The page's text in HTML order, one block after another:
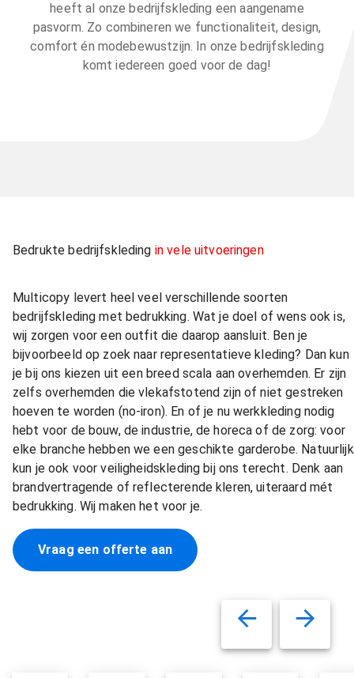
heeft al onze bedrijfskleding een aangename
pasvorm. Zo combineren we functionaliteit, design,
comfort én modebewustzijn. In onze bedrijfskleding
komt iedereen goed voor de dag!
Bedrukte bedrijfskleding in vele uitvoeringen
Multicopy levert heel veel verschillende soorten
bedrijfskleding met bedrukking. Wat je doel of wens ook is,
wij zorgen voor een outfit die daarop aansluit. Ben je
bijvoorbeeld op zoek naar representatieve kleding? Dan kun
je bij ons kiezen uit een breed scala aan overhemden. Er zijn
zelfs overhemden die vlekafstotend zijn of niet gestreken
hoeven te worden (no-iron). En of je nu werkkleding nodig
hebt voor de bouw, de industrie, de horeca of de zorg: voor
elke branche hebben we een geschikte garderobe. Natuurlijk
kun je ook voor veiligheidskleding bij ons terecht. Denk aan
brandvertragende of reflecterende kleren, uiteraard mét
bedrukking. Wij maken het voor je.
Vraag een offerte aan